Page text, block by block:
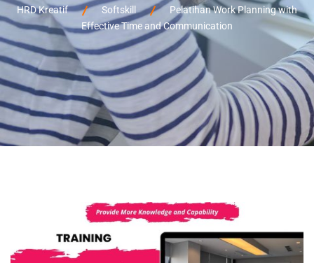
HRD Kreatif Softskill
Pelatihan Work Planning with
Effective Time and Communication